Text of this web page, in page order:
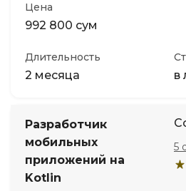
Цена
992 800 сум
Длительность
2 месяца в
Разработчик
мобильных
приложений на
Kotlin
5